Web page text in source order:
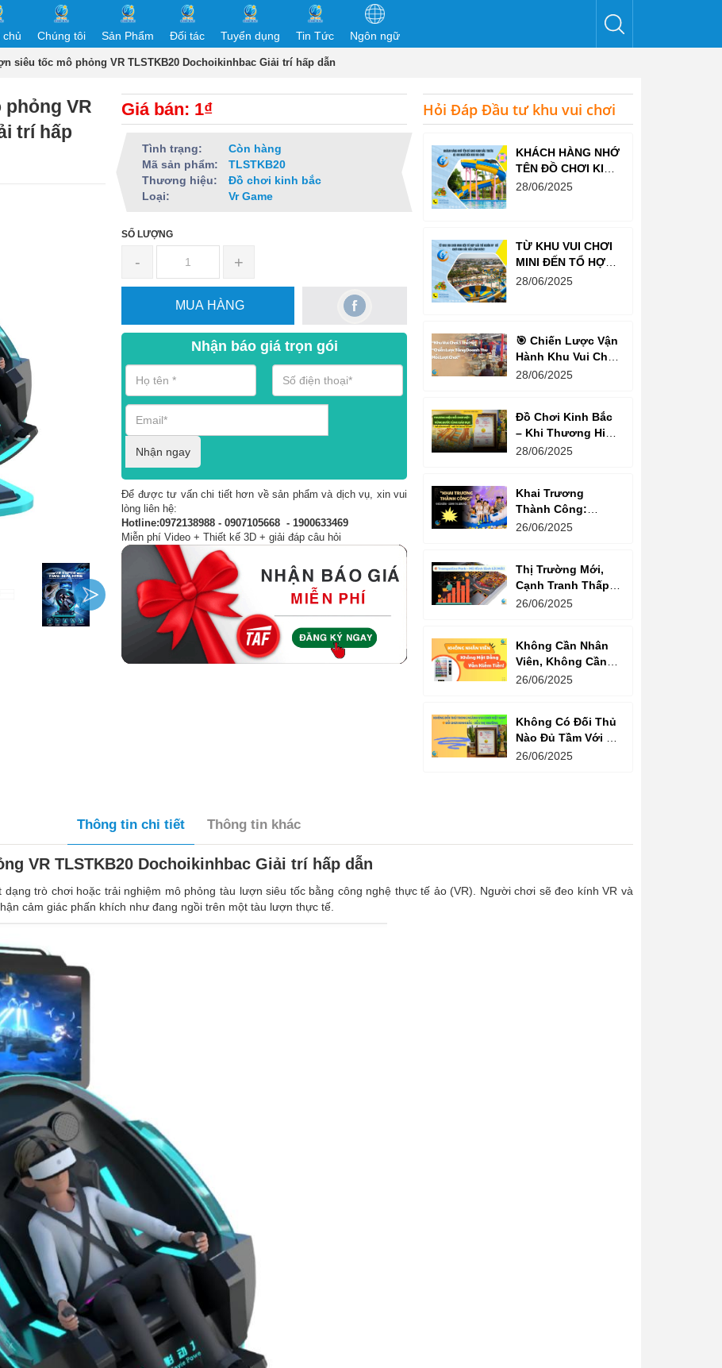
chủ Chúng tôi Sản Phẩm Đối tác Tuyển dụng Tin Tức Ngôn ngữ
siêu tốc mô phỏng VR TLSTKB20 Dochoikinhbac Giải trí hấp dẫn
VR
trí hấp
Giá bán: 1₫
Tình trạng:
Còn hàng
Mã sản phẩm:
TLSTKB20
Thương hiệu:
Đồ chơi kinh bắc
Loại:
Vr Game
SỐ LƯỢNG
- +
MUA HÀNG
Nhận báo giá trọn gói
Nhận ngay
Để được tư vấn chi tiết hơn về sản phẩm và dịch vụ, xin vui
lòng liên hệ:
Hotline:0972138988 - 0907105668 - 1900633469
Miễn phí Video + Thiết kế 3D + giải đáp câu hỏi
Hỏi Đáp Đầu tư khu vui chơi
KHÁCH HÀNG NHỚ
TÊN ĐỒ CHƠI KINH
BẮC TRƯỚC CẢ
28/06/2025
TỪ KHU VUI CHƠI
MINI ĐẾN TỔ HỢP
GIẢI TRÍ NGHÌN M²
28/06/2025
🎯 Chiến Lược Vận
Hành Khu Vui Chơi
3 Thế Hệ – Tối Đa
28/06/2025
Đồ Chơi Kinh Bắc
– Khi Thương Hiệu
Vững Mạnh Bắt
28/06/2025
Khai Trương
Thành Công:
Khách Nườm
Quyết Là Gì?
26/06/2025
Thị Trường Mới,
Cạnh Tranh Thấp –
Trampoline Park Là
26/06/2025
Không Cần Nhân
Viên, Không Cần
Cửa Hàng – Chỉ
26/06/2025
Không Có Đối Thủ
Nào Đủ Tầm Với Đồ
Chơi Kinh Bắc
26/06/2025
Thông tin chi tiết Thông tin khác
VR TLSTKB20 Dochoikinhbac Giải trí hấp dẫn
trò chơi hoặc trải nghiệm mô phỏng tàu lượn siêu tốc bằng công nghệ thực tế ảo (VR). Người chơi sẽ đeo kính VR và
cảm giác phấn khích như đang ngồi trên một tàu lượn thực tế.